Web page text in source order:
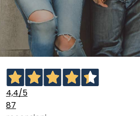
4,4/5
87